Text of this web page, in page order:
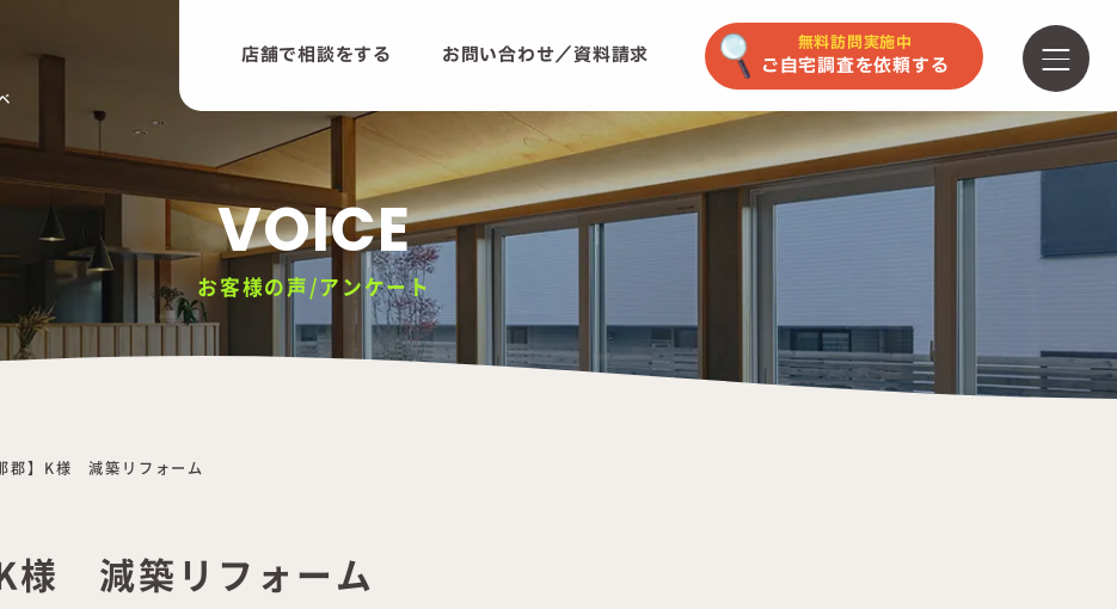
店舗で相談をする お問い合わせ／資料請求 無料訪問実施中
ご自宅調査を依頼する
VOICE
お客様の声/アンケート
郡】K様 減築リフォーム
K様 減築リフォーム